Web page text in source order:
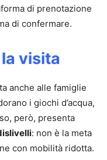
di prenotazione
di confermare.
visita
anche alle famiglie
i giochi d’acqua,
però, presenta
: non è la meta
con mobilità ridotta.